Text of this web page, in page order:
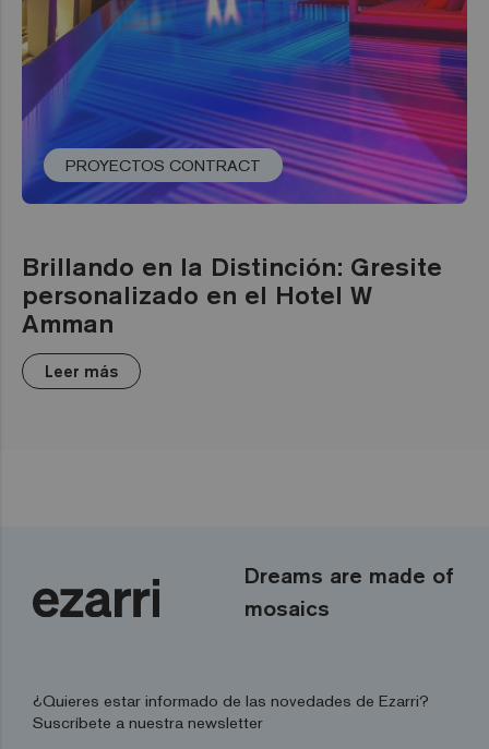
PROYECTOS CONTRACT
Brillando en la Distinción: Gresite
personalizado en el Hotel W
Amman
Leer más
Dreams are made of
mosaics
¿Quieres estar informado de las novedades de Ezarri?
Suscríbete a nuestra newsletter